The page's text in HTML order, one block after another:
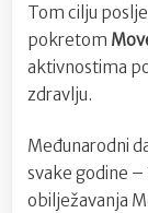
Tom cilju
pokretom
aktivnostima
zdravlju.
Međunarodni
svake godine –
obilježavanja